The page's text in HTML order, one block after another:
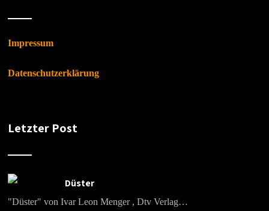
Impressum
Datenschutzerklärung
Letzter Post
Düster
"Düster" von Ivar Leon Menger , Dtv Verlag…